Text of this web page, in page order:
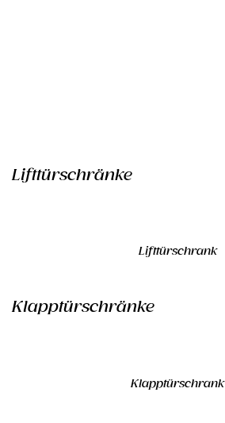
Lifttürschränke
Lifttürschrank
Klapptürschränke
Klapptürschrank